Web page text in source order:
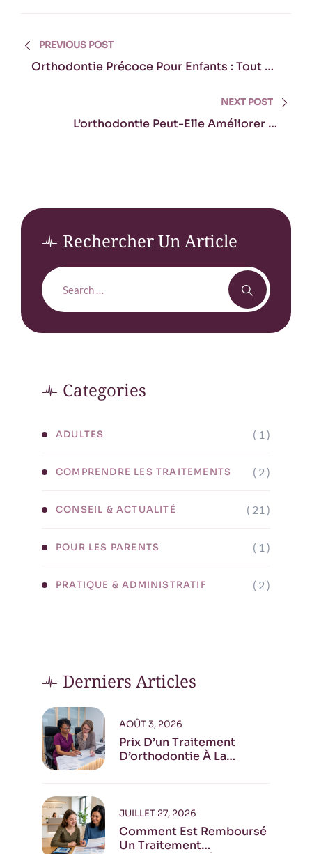
Navigation
de
PREVIOUS POST
Orthodontie Précoce Pour Enfants : Tout Ce
NEXT POST
L’orthodontie Peut-Elle Améliorer La
Rechercher Un Article
Categories
ADULTES ( 1 )
COMPRENDRE LES TRAITEMENTS ( 2 )
CONSEIL & ACTUALITÉ ( 21 )
POUR LES PARENTS ( 1 )
PRATIQUE & ADMINISTRATIF ( 2 )
Derniers Articles
Prix D’un Traitement
D’orthodontie À La
AOÛT 3, 2026
Comment Est Remboursé
Un Traitement
JUILLET 27, 2026